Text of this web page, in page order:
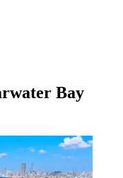
Bay